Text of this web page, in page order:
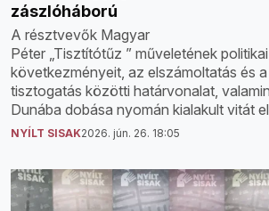
zászlóháború
A résztvevők Magyar
Péter „Tisztítótűz ” műveletének
következményeit, az elszámoltatás és a
tisztogatás közötti határvonalat,
Dunába dobása nyomán kialakult vitát
NYÍLT SISAK2026. jún. 26. 18:05